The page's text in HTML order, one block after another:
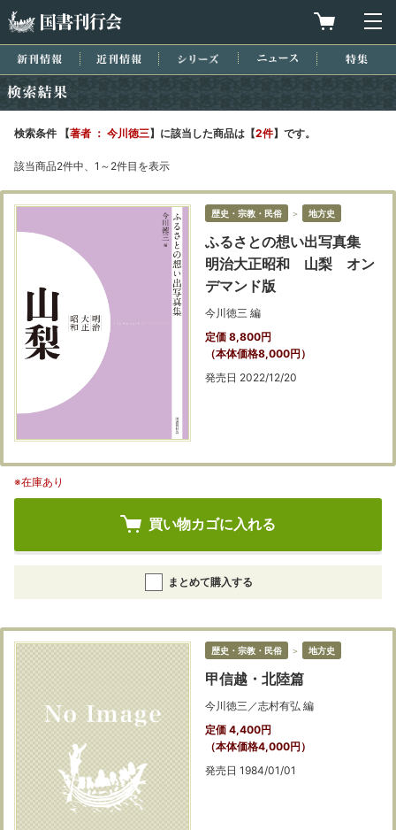
買物カゴを
新刊情報 近刊情報 シリーズ ニュース
検索条件 【著者 ： 今川徳三】に該当した商品は【2件】です。
該当商品2件中、1～2件目を表示
歴史・宗教・民俗 ＞ 地方史
ふるさとの想い出写真集
明治大正昭和 山梨 オン
デマンド版
今川徳三 編
定価 8,800円
（本体価格8,000円）
発売日 2022/12/20
※在庫あり
買い物カゴに入れる
まとめて購入する
歴史・宗教・民俗 ＞ 地方史
甲信越・北陸篇
今川徳三／志村有弘 編
定価 4,400円
（本体価格4,000円）
発売日 1984/01/01